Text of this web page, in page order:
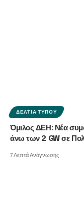
ΔΕΛΤΊΑ ΤΎΠΟΥ
Όμιλος ΔΕΗ: Νέα
άνω των 2 GW σε
7 Λεπτά Ανάγνωσης